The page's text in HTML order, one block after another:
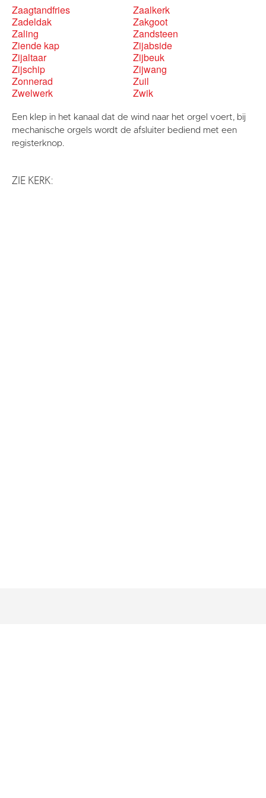
Zaagtandfries
Zaalkerk
Zadeldak
Zakgoot
Zaling
Zandsteen
Ziende kap
Zijabside
Zijaltaar
Zijbeuk
Zijschip
Zijwang
Zonnerad
Zuil
Zwelwerk
Zwik
Een klep in het kanaal dat de wind naar het orgel voert, bij
mechanische orgels wordt de afsluiter bediend met een
registerknop.
ZIE KERK: